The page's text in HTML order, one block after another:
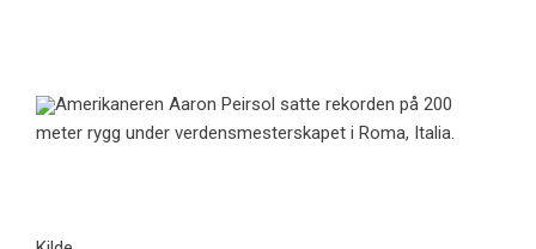
Amerikaneren Aaron Peirsol satte rekorden på 200
meter rygg under verdensmesterskapet i Roma, Italia.